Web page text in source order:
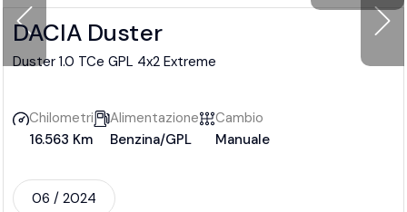
DACIA Duster
Duster 1.0 TCe GPL 4x2 Extreme
Chilometri
16.563 Km
Alimentazione
Benzina/GPL
Cambio
Manuale
06 / 2024